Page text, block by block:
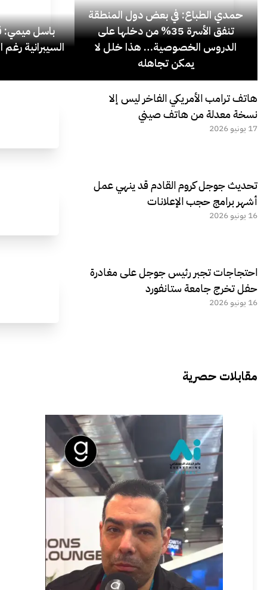
حمدي الطباع: في بعض دول المنطقة
تنفق الأسرة 35% من دخلها على
الدروس الخصوصية… هذا خلل لا
يمكن تجاهله
باسل ميمي:
السيبرانية رغم
هاتف ترامب الأمريكي الفاخر ليس إلا
نسخة معدلة من هاتف صيني
17 يونيو 2026
تحديث جوجل كروم القادم قد ينهي عمل
أشهر برامج حجب الإعلانات
16 يونيو 2026
احتجاجات تجبر رئيس جوجل على مغادرة
حفل تخرج جامعة ستانفورد
16 يونيو 2026
مقابلات حصرية